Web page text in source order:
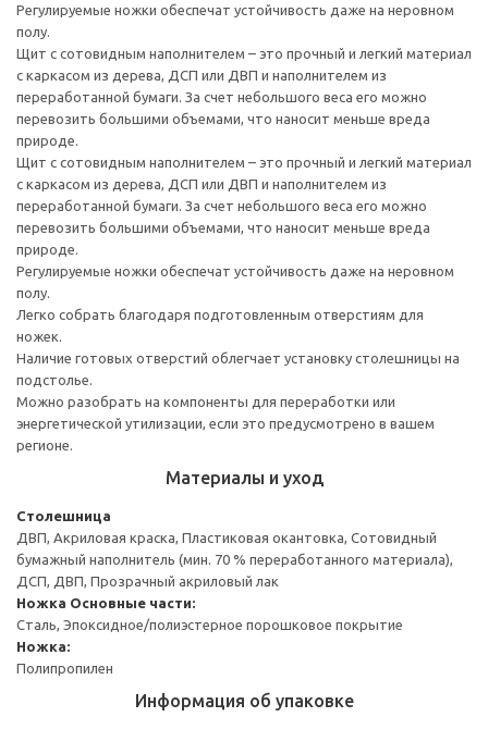
Регулируемые ножки обеспечат устойчивость даже на неровном
полу.
Щит с сотовидным наполнителем – это прочный и легкий материал
с каркасом из дерева, ДСП или ДВП и наполнителем из
переработанной бумаги. За счет небольшого веса его можно
перевозить большими объемами, что наносит меньше вреда
природе.
Щит с сотовидным наполнителем – это прочный и легкий материал
с каркасом из дерева, ДСП или ДВП и наполнителем из
переработанной бумаги. За счет небольшого веса его можно
перевозить большими объемами, что наносит меньше вреда
природе.
Регулируемые ножки обеспечат устойчивость даже на неровном
полу.
Легко собрать благодаря подготовленным отверстиям для
ножек.
Наличие готовых отверстий облегчает установку столешницы на
подстолье.
Можно разобрать на компоненты для переработки или
энергетической утилизации, если это предусмотрено в вашем
регионе.
Материалы и уход
Столешница
ДВП, Акриловая краска, Пластиковая окантовка, Сотовидный
бумажный наполнитель (мин. 70 % переработанного материала),
ДСП, ДВП, Прозрачный акриловый лак
Ножка Основные части:
Сталь, Эпоксидное/полиэстерное порошковое покрытие
Ножка:
Полипропилен
Информация об упаковке